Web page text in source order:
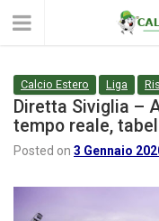
Calcio Estero Liga
Diretta Siviglia –
tempo reale,
Posted on 3 Gennaio